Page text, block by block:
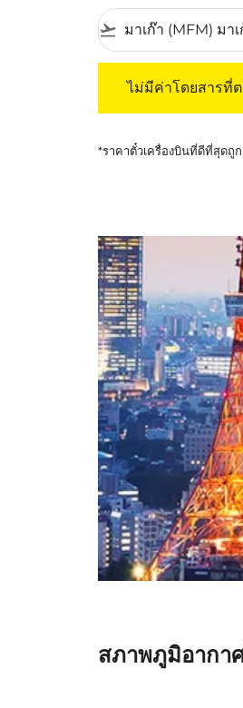
flight_takeoff
ไม่มีค่าโดยสารที่
*ราคาตั๋วเครื่องบินที่ดีที่สุด
สภาพภูมิอากา